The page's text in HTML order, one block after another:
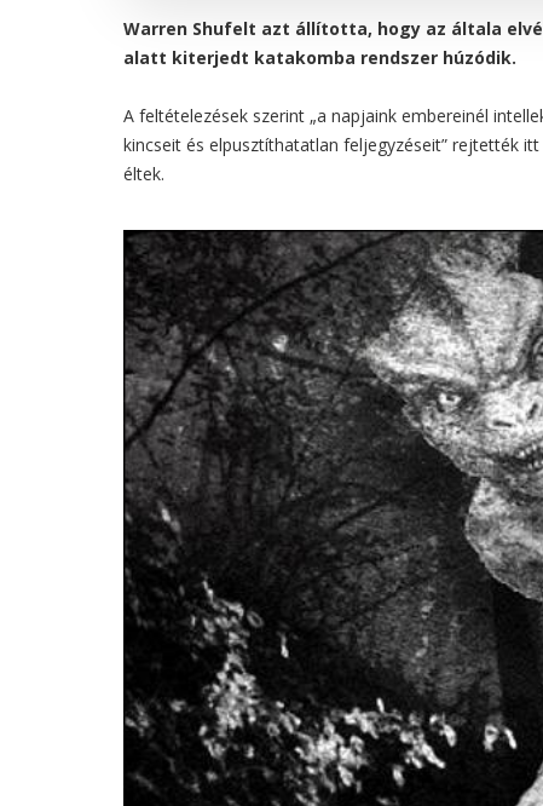
Warren Shufelt azt állította, hogy az általa
alatt kiterjedt katakomba rendszer húzódik.
A feltételezések szerint „a napjaink embereinél
kincseit és elpusztíthatatlan feljegyzéseit” rejtették
éltek.